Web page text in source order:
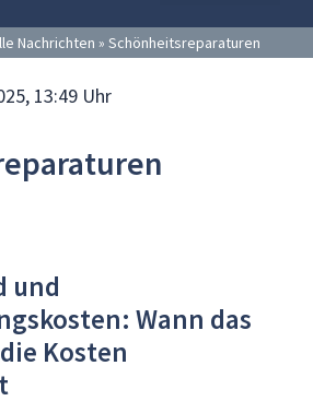
Nachrichten » Schönheitsreparaturen
13:49 Uhr
und
Wann das
Kosten